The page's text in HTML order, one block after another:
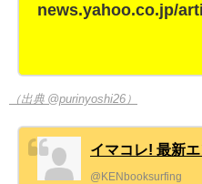
news.yahoo.co.jp/
（出典 @purinyoshi26）
イマコレ! 最新
@KENbooksurfing